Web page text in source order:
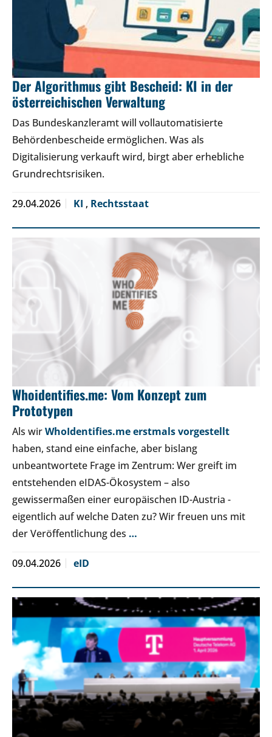
Der Algorithmus gibt Bescheid: KI in der
österreichischen Verwaltung
Das Bundeskanzleramt will vollautomatisierte
Behördenbescheide ermöglichen. Was als
Digitalisierung verkauft wird, birgt aber erhebliche
Grundrechtsrisiken.
29.04.2026 KI , Rechtsstaat
Whoidentifies.me: Vom Konzept zum
Prototypen
Als wirWhoIdentifies.me erstmals vorgestellt
haben, stand eine einfache, aber bislang
unbeantwortete Frage im Zentrum: Wer greift im
entstehenden eIDAS-Ökosystem – also
gewissermaßen einer europäischen ID-Austria -
eigentlich auf welche Daten zu? Wir freuen uns mit
der Veröffentlichung des …
09.04.2026 eID